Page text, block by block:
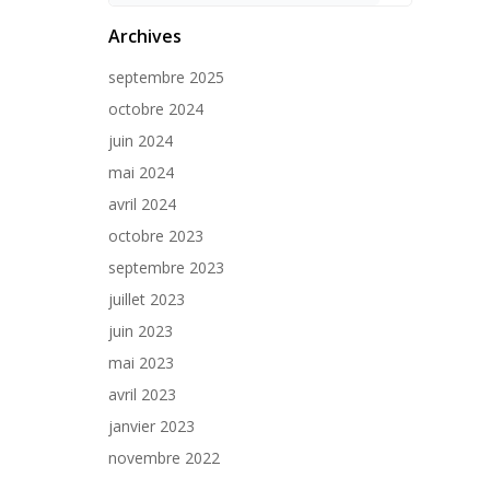
Archives
septembre 2025
octobre 2024
juin 2024
mai 2024
avril 2024
octobre 2023
septembre 2023
juillet 2023
juin 2023
mai 2023
avril 2023
janvier 2023
novembre 2022